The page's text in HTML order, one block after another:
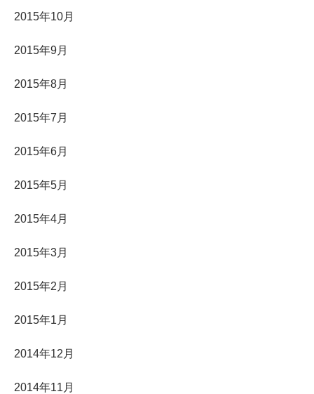
2015年10月
2015年9月
2015年8月
2015年7月
2015年6月
2015年5月
2015年4月
2015年3月
2015年2月
2015年1月
2014年12月
2014年11月